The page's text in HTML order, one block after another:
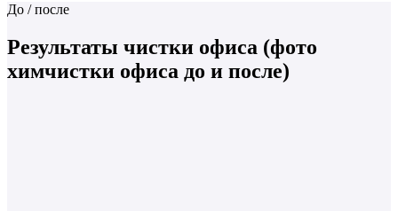
До / после
Результаты чистки офиса (фото
химчистки офиса до и после)